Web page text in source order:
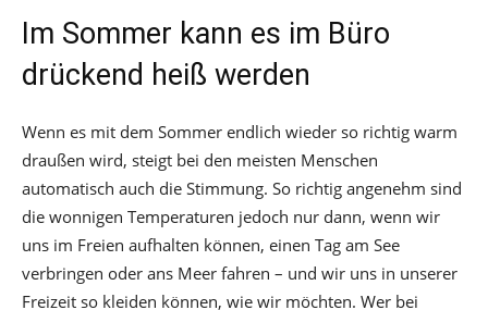
Im Sommer kann es im Büro
drückend heiß werden
Wenn es mit dem Sommer endlich wieder so richtig warm
draußen wird, steigt bei den meisten Menschen
automatisch auch die Stimmung. So richtig angenehm sind
die wonnigen Temperaturen jedoch nur dann, wenn wir
uns im Freien aufhalten können, einen Tag am See
verbringen oder ans Meer fahren – und wir uns in unserer
Freizeit so kleiden können, wie wir möchten. Wer bei